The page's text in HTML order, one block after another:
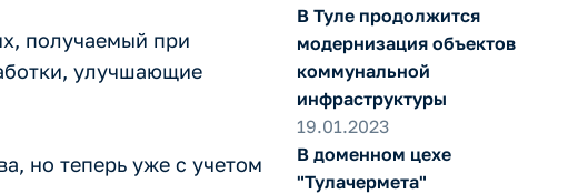
получаемый при
улучшающие
но теперь уже с учетом
В Туле продолжится
модернизация объектов
коммунальной
инфраструктуры
19.01.2023
В доменном цехе
"Тулачермета"